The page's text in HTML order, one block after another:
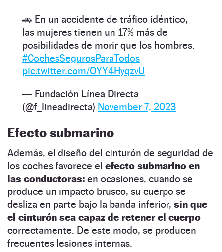
🚗 En un accidente de tráfico idéntico,
las mujeres tienen un 17% más de
posibilidades de morir que los hombres.
#CochesSegurosParaTodos
pic.twitter.com/OYY4HyqzvU
— Fundación Línea Directa
(@f_lineadirecta) November 7, 2023
Efecto submarino
Además, el diseño del cinturón de seguridad de
los coches favorece el efecto submarino en
las conductoras: en ocasiones, cuando se
produce un impacto brusco, su cuerpo se
desliza en parte bajo la banda inferior, sin que
el cinturón sea capaz de retener el cuerpo
correctamente. De este modo, se producen
frecuentes lesiones internas.